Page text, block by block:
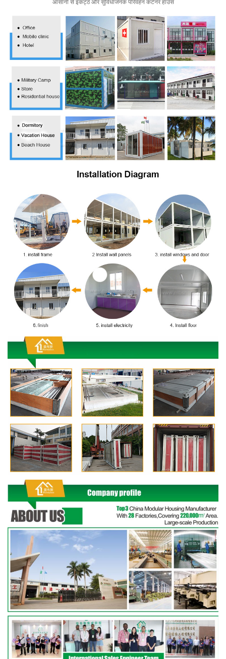
आसानी से इकट्ठे और सुविधाजनक परिवहन कंटेनर हाउस